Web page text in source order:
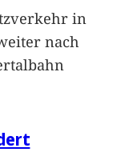
in
nach